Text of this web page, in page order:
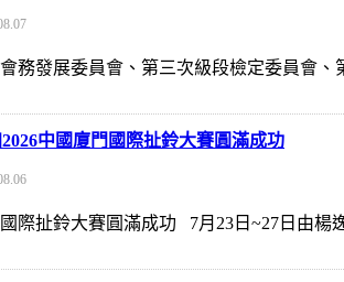
會務發展委員會、第三次級段檢定委員
中國廈門國際扯鈴大賽圓滿成功
際扯鈴大賽圓滿成功 7月23日~27日由